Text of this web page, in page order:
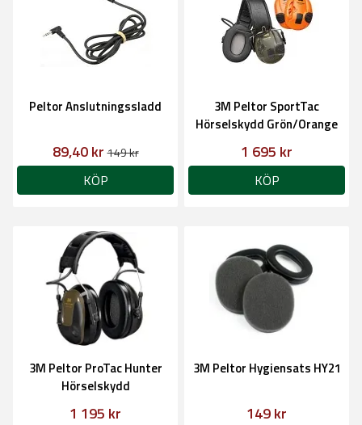
Peltor Anslutningssladd
89,40 kr149 kr
KÖP
3M Peltor SportTac
Hörselskydd Grön/Orange
1 695 kr
KÖP
3M Peltor ProTac Hunter
Hörselskydd
1 195 kr
3M Peltor Hygiensats HY21
149 kr